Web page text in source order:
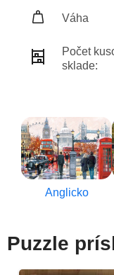
Váha
Počet
sklade:
Anglicko
Puzzle